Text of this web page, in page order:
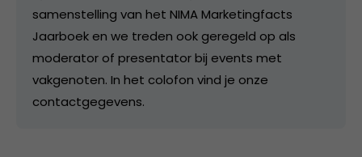
samenstelling van het NIMA Marketingfacts
Jaarboek en we treden ook geregeld op als
moderator of presentator bij events met
vakgenoten. In het colofon vind je onze
contactgegevens.